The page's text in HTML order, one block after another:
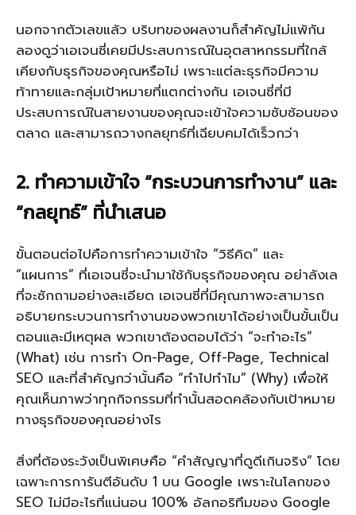
นอกจากตัวเลขแล้ว บริบทของผลงานก็สำคัญไม่แพ้กัน
ลองดูว่าเอเจนซี่เคยมีประสบการณ์ในอุตสาหกรรมที่ใกล้
เคียงกับธุรกิจของคุณหรือไม่ เพราะแต่ละธุรกิจมีความ
ท้าทายและกลุ่มเป้าหมายที่แตกต่างกัน เอเจนซี่ที่มี
ประสบการณ์ในสายงานของคุณจะเข้าใจความซับซ้อนของ
ตลาด และสามารถวางกลยุทธ์ที่เฉียบคมได้เร็วกว่า
2. ทำความเข้าใจ “กระบวนการทำงาน” และ
“กลยุทธ์” ที่นำเสนอ
ขั้นตอนต่อไปคือการทำความเข้าใจ “วิธีคิด” และ
“แผนการ” ที่เอเจนซี่จะนำมาใช้กับธุรกิจของคุณ อย่าลังเล
ที่จะซักถามอย่างละเอียด เอเจนซี่ที่มีคุณภาพจะสามารถ
อธิบายกระบวนการทำงานของพวกเขาได้อย่างเป็นขั้นเป็น
ตอนและมีเหตุผล พวกเขาต้องตอบได้ว่า “จะทำอะไร”
(What) เช่น การทำ On-Page, Off-Page, Technical
SEO และที่สำคัญกว่านั้นคือ “ทำไปทำไม” (Why) เพื่อให้
คุณเห็นภาพว่าทุกกิจกรรมที่ทำนั้นสอดคล้องกับเป้าหมาย
ทางธุรกิจของคุณอย่างไร
สิ่งที่ต้องระวังเป็นพิเศษคือ “คำสัญญาที่ดูดีเกินจริง” โดย
เฉพาะการการันตีอันดับ 1 บน Google เพราะในโลกของ
SEO ไม่มีอะไรที่แน่นอน 100% อัลกอริทึมของ Google